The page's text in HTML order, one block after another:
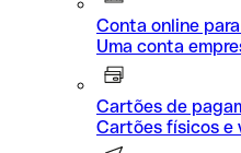
Conta online
Uma conta
Cartões de
Cartões físicos e